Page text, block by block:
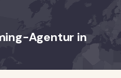
Agentur in